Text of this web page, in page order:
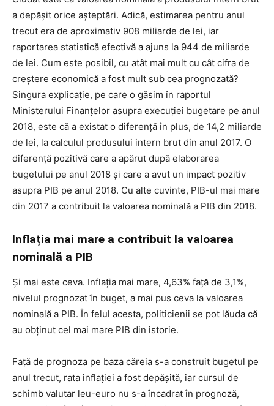
a depășit orice așteptări. Adică, estimarea pentru anul
trecut era de aproximativ 908 miliarde de lei, iar
raportarea statistică efectivă a ajuns la 944 de miliarde
de lei. Cum este posibil, cu atât mai mult cu cât cifra de
creștere economică a fost mult sub cea prognozată?
Singura explicație, pe care o găsim în raportul
Ministerului Finanțelor asupra execuției bugetare pe anul
2018, este că a existat o diferență în plus, de 14,2 miliarde
de lei, la calculul produsului intern brut din anul 2017. O
diferență pozitivă care a apărut după elaborarea
bugetului pe anul 2018 și care a avut un impact pozitiv
asupra PIB pe anul 2018. Cu alte cuvinte, PIB-ul mai mare
din 2017 a contribuit la valoarea nominală a PIB din 2018.
Inflația mai mare a contribuit la valoarea
nominală a PIB
Și mai este ceva. Inflația mai mare, 4,63% față de 3,1%,
nivelul prognozat în buget, a mai pus ceva la valoarea
nominală a PIB. În felul acesta, politicienii se pot lăuda că
au obținut cel mai mare PIB din istorie.
Față de prognoza pe baza căreia s-a construit bugetul pe
anul trecut, rata inflației a fost depășită, iar cursul de
schimb valutar leu-euro nu s-a încadrat în prognoză,